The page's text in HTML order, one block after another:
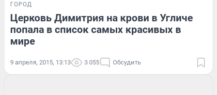
ГОРОД
Церковь Димитрия на крови в Угличе
попала в список самых красивых в
мире
9 апреля, 2015, 13:13 3 055 Обсудить